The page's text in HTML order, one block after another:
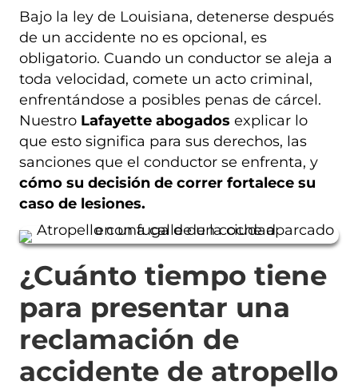
Bajo la ley de Louisiana, detenerse después
de un accidente no es opcional, es
obligatorio. Cuando un conductor se aleja a
toda velocidad, comete un acto criminal,
enfrentándose a posibles penas de cárcel.
Nuestro Lafayette abogados explicar lo
que esto significa para sus derechos, las
sanciones que el conductor se enfrenta, y
cómo su decisión de correr fortalece su
caso de lesiones.
¿Cuánto tiempo tiene
para presentar una
reclamación de
accidente de atropello